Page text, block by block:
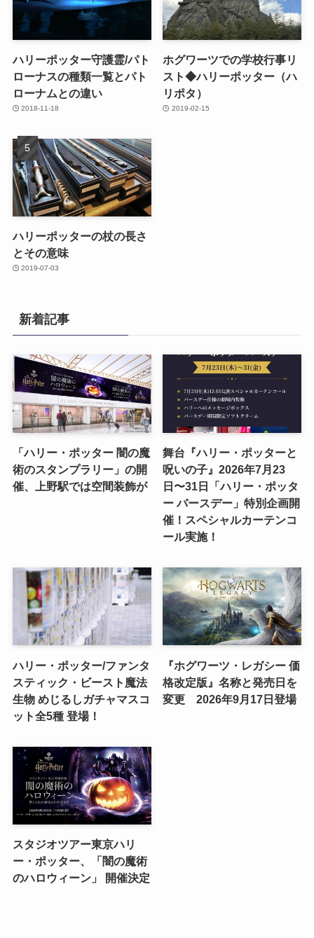
ハリーポッター守護霊/パト
ローナスの種類一覧とパト
ローナムとの違い
2018-11-18
ホグワーツでの学校行事リ
スト◆ハリーポッター（ハ
リポタ）
2019-02-15
ハリーポッターの杖の長さ
とその意味
2019-07-03
新着記事
「ハリー・ポッター 闇の魔
術のスタンプラリー」の開
催、上野駅では空間装飾が
舞台『ハリー・ポッターと
呪いの子』2026年7月23
日〜31日「ハリー・ポッタ
ー バースデー」特別企画開
催！スペシャルカーテンコ
ール実施！
ハリー・ポッター/ファンタ
スティック・ビースト魔法
生物 めじるしガチャマスコ
ット全5種 登場！
『ホグワーツ・レガシー 価
格改定版』名称と発売日を
変更 2026年9月17日登場
スタジオツアー東京ハリ
ー・ポッター、「闇の魔術
のハロウィーン」 開催決定